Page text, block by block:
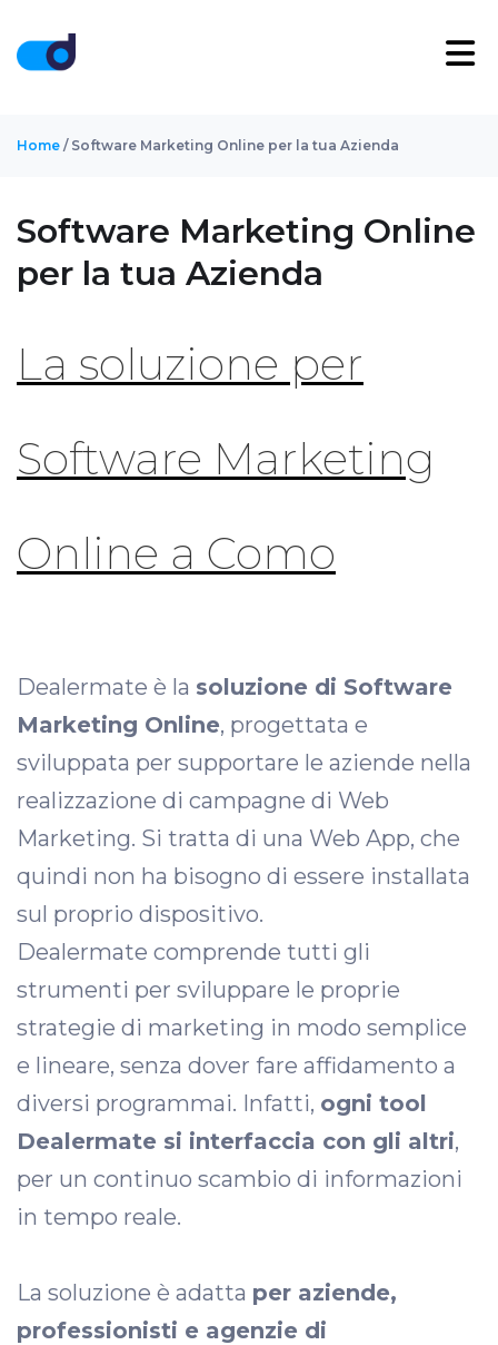
Home / Software Marketing Online per la tua Azienda
Software Marketing Online
per la tua Azienda
La soluzione per
Software Marketing
Online a Como
Dealermate è la soluzione di Software
Marketing Online, progettata e
sviluppata per supportare le aziende nella
realizzazione di campagne di Web
Marketing. Si tratta di una Web App, che
quindi non ha bisogno di essere installata
sul proprio dispositivo.
Dealermate comprende tutti gli
strumenti per sviluppare le proprie
strategie di marketing in modo semplice
e lineare, senza dover fare affidamento a
diversi programmai. Infatti, ogni tool
Dealermate si interfaccia con gli altri,
per un continuo scambio di informazioni
in tempo reale.
La soluzione è adatta per aziende,
professionisti e agenzie di